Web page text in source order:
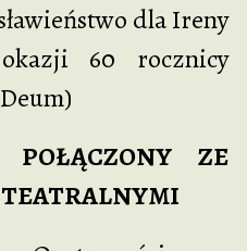
dla Ireny
60 rocznicy
POŁĄCZONY ZE